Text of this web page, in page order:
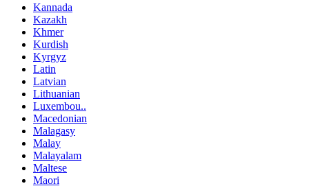
Kannada
Kazakh
Khmer
Kurdish
Kyrgyz
Latin
Latvian
Lithuanian
Luxembou..
Macedonian
Malagasy
Malay
Malayalam
Maltese
Maori